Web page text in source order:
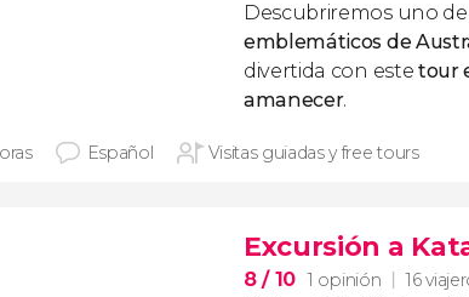
Descubriremos uno
emblemáticos de
divertida con este tour
amanecer.
Español Visitas guiadas y free tours
Excursión a
8/ 10 1 opinión 16